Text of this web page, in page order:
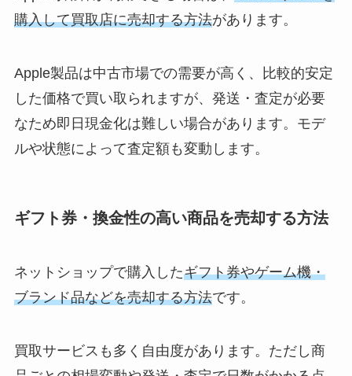
購入して買取店に売却する方法があります。
Apple製品は中古市場での需要が高く、比較的安定
した価格で買い取られますが、発送・査定が必要
なため即日現金化は難しい場合があります。モデ
ルや状態によって査定額も変動します。
ギフト券・換金性の高い商品を売却する方法
ネットショップで購入したギフト券やゲーム機・
ブランド品などを売却する方法です。
買取サービスも多く自由度があります。ただし商